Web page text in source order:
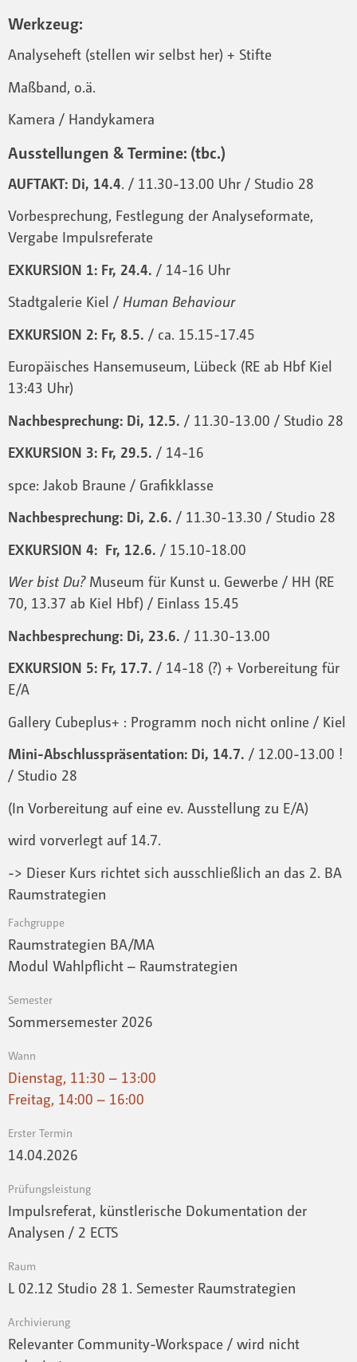
Werkzeug:
Analyseheft (stellen wir selbst her) + Stifte
Maßband, o.ä.
Kamera / Handykamera
Ausstellungen & Termine: (tbc.)
AUFTAKT: Di, 14.4. / 11.30-13.00 Uhr / Studio 28
Vorbesprechung, Festlegung der Analyseformate,
Vergabe Impulsreferate
EXKURSION 1: Fr, 24.4. / 14-16 Uhr
Stadtgalerie Kiel / Human Behaviour
EXKURSION 2: Fr, 8.5. / ca. 15.15-17.45
Europäisches Hansemuseum, Lübeck (RE ab Hbf Kiel
13:43 Uhr)
Nachbesprechung: Di, 12.5. / 11.30-13.00 / Studio 28
EXKURSION 3: Fr, 29.5. / 14-16
spce: Jakob Braune / Grafikklasse
Nachbesprechung: Di, 2.6. / 11.30-13.30 / Studio 28
EXKURSION 4: Fr, 12.6. / 15.10-18.00
Wer bist Du?Museum für Kunst u. Gewerbe / HH (RE
70, 13.37 ab Kiel Hbf) / Einlass 15.45
Nachbesprechung: Di, 23.6. / 11.30-13.00
EXKURSION 5: Fr, 17.7. / 14-18 (?) + Vorbereitung für
E/A
Gallery Cubeplus+ : Programm noch nicht online / Kiel
Mini-Abschlusspräsentation: Di, 14.7. / 12.00-13.00 !
/ Studio 28
(In Vorbereitung auf eine ev. Ausstellung zu E/A)
wird vorverlegt auf 14.7.
-> Dieser Kurs richtet sich ausschließlich an das 2. BA
Raumstrategien
Fachgruppe
Raumstrategien BA/MA
Modul Wahlpflicht – Raumstrategien
Semester
Sommersemester 2026
Wann
Dienstag, 11:30 – 13:00
Freitag, 14:00 – 16:00
Erster Termin
14.04.2026
Prüfungsleistung
Impulsreferat, künstlerische Dokumentation der
Analysen / 2 ECTS
Raum
L 02.12 Studio 28 1. Semester Raumstrategien
Archivierung
Relevanter Community-Workspace / wird nicht